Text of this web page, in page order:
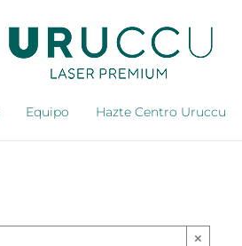
Equipo Hazte Centro Uruccu
×